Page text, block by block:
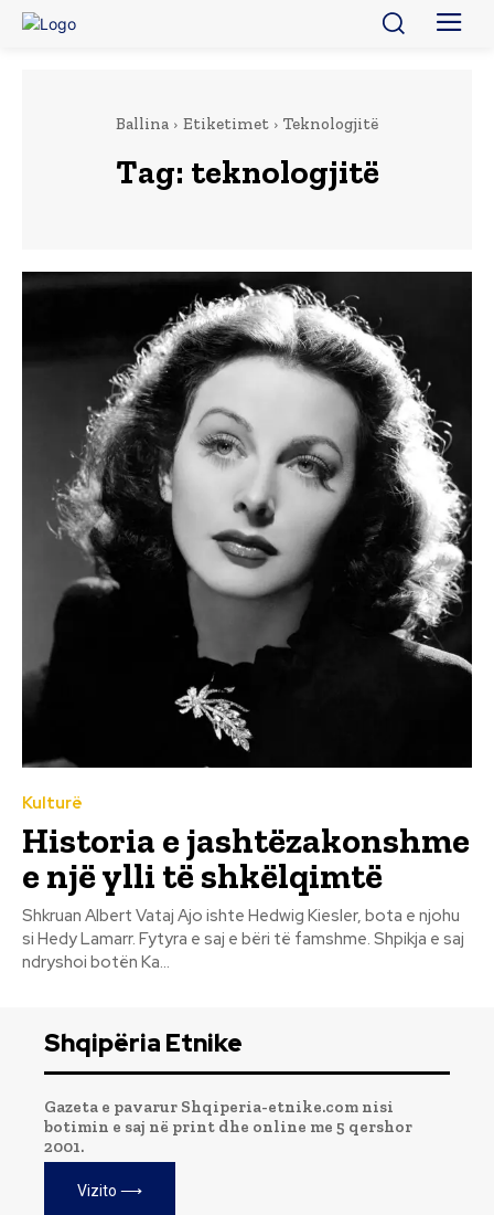
Ballina Etiketimet Teknologjitë
Tag: teknologjitë
Kulturë
Historia e jashtëzakonshme
e një ylli të shkëlqimtë
Shkruan Albert Vataj Ajo ishte Hedwig Kiesler, bota e njohu
si Hedy Lamarr. Fytyra e saj e bëri të famshme. Shpikja e saj
ndryshoi botën Ka...
Shqipëria Etnike
Gazeta e pavarur Shqiperia-etnike.com nisi
botimin e saj në print dhe online me 5 qershor
2001.
Vizito ⟶